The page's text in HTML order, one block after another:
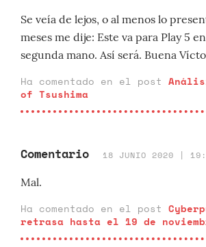
Se veía de lejos, o al menos lo
meses me dije: Este va para Play 5
segunda mano. Así será. Buena
Ha comentado en el post
of Tsushima
Comentario 18 JUNIO 2020 |
Mal.
Ha comentado en el post
retrasa hasta el 19 de